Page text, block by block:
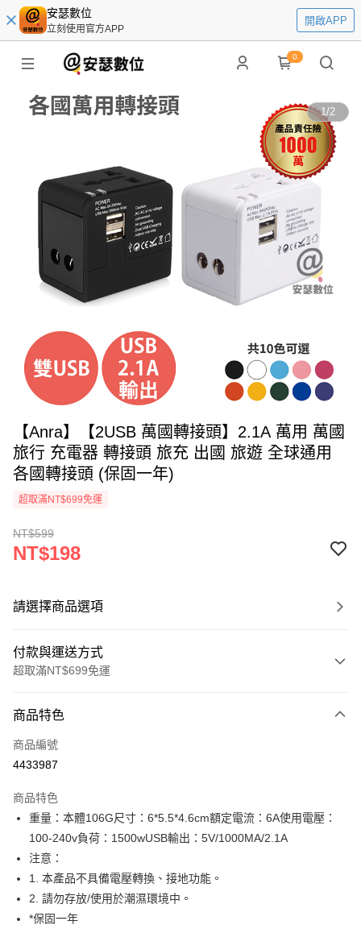
安瑟數位
立刻使用官方APP
開啟APP
0
1/2
【Anra】【2USB 萬國轉接頭】2.1A 萬用 萬國
旅行 充電器 轉接頭 旅充 出國 旅遊 全球通用
各國轉接頭 (保固一年)
超取滿NT$699免運
NT$599
NT$198
請選擇商品選項
付款與運送方式
超取滿NT$699免運
信用卡一次付款
信用卡分期付款
合作金庫商業銀行
華南商業銀行
彰化商業銀行
上海商業儲蓄銀行
台北富邦商業銀行
國泰世華商業銀行
臺灣中小企業銀行
台中商業銀行
匯豐（台灣）商業銀行
聯邦商業銀行
元大商業銀行
超商取貨付款
LINE Pay
Apple Pay
街口支付
商品特色
商品編號
4433987
商品特色
重量：本體106G尺寸：6*5.5*4.6cm額定電流：6A使用電壓：
100-240v負荷：1500wUSB輸出：5V/1000MA/2.1A
注意：
1. 本產品不具備電壓轉換、接地功能。
2. 請勿存放/使用於潮濕環境中。
*保固一年